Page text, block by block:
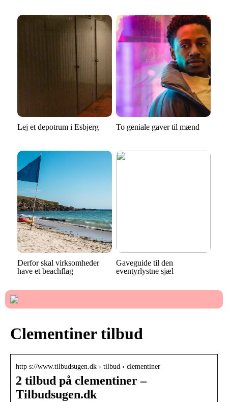
Lej et depotrum i Esbjerg To geniale gaver til mænd
Derfor skal virksomheder
have et beachflag
Gaveguide til den
eventyrlystne sjæl
Clementiner tilbud
http s://www.tilbudsugen.dk › tilbud › clementiner
2 tilbud på clementiner –
Tilbudsugen.dk